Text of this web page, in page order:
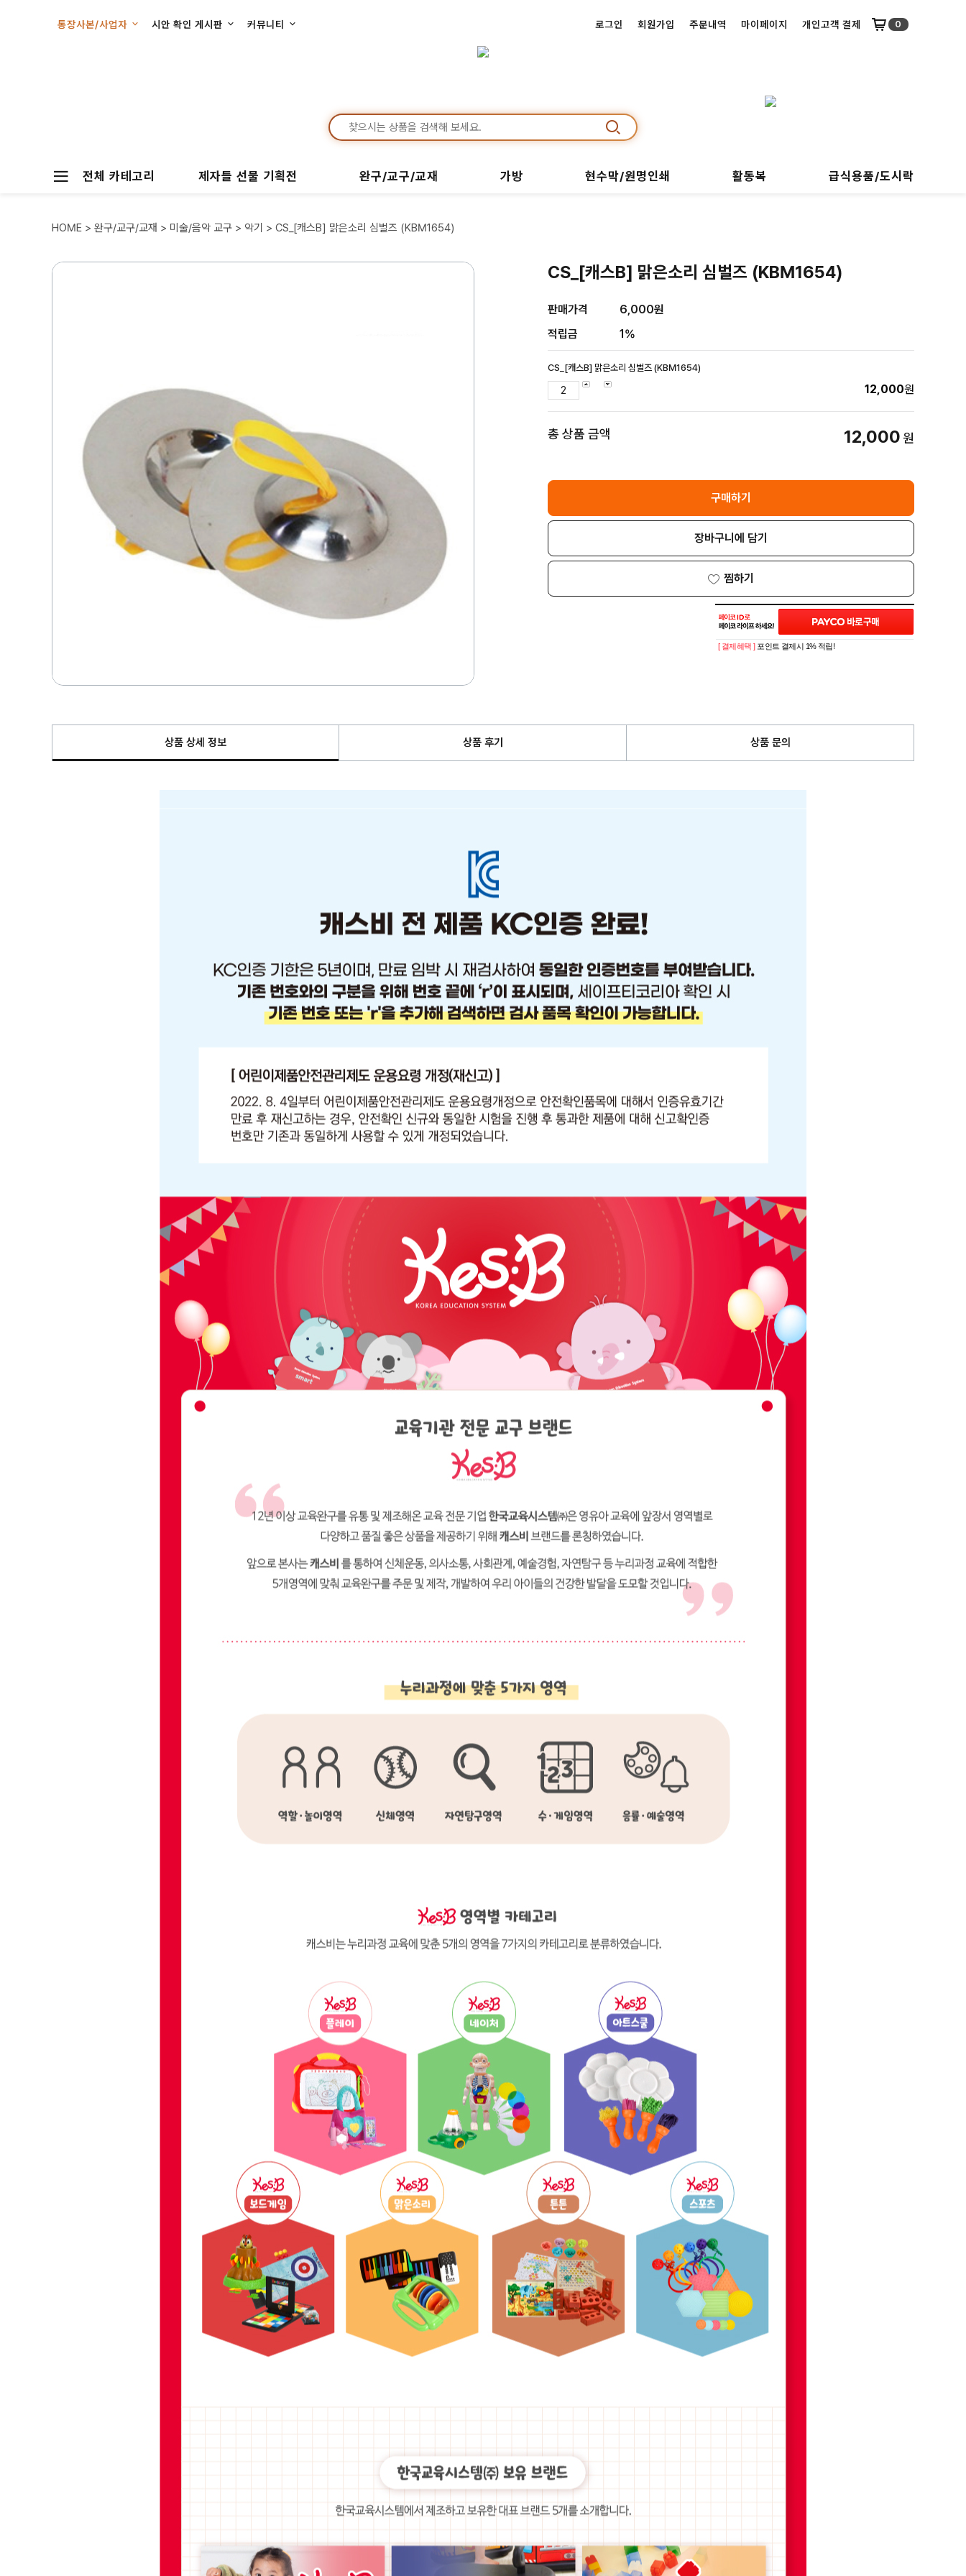
통장사본/사업자 시안 확인 게시판 커뮤니티 로그인 회원가입 주문내역 마이페이지 개인고객 결제 0
전체 카테고리 제자들 선물 기획전 완구/교구/교재 가방 현수막/원명인쇄 활동복 급식용품/도시락
HOME > 완구/교구/교재 > 미술/음악 교구 > 악기 > CS_[캐스B] 맑은소리 심벌즈 (KBM1654)
CS_[캐스B] 맑은소리 심벌즈 (KBM1654)
판매가격 6,000원
적립금
1%
CS_[캐스B] 맑은소리 심벌즈 (KBM1654)
12,000원
총 상품 금액 12,000원
구매하기
장바구니에 담기
찜하기
페이코 ID로
프 하세요!
[ 결제혜택 ] 포인트 결제시 1% 적립!
상품 상세 정보 상품 후기 상품 문의